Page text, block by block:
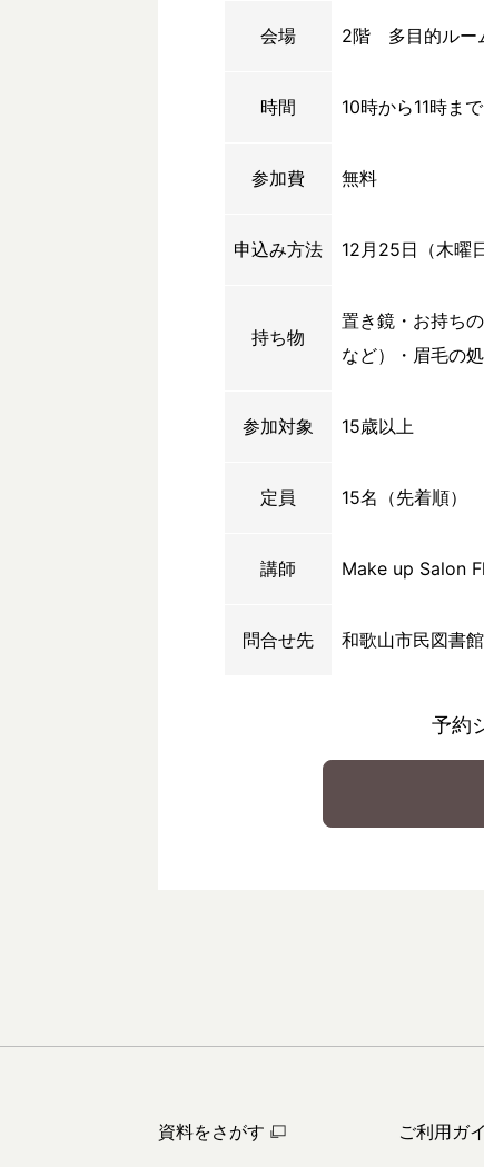
会場 2階 多目的ルー
時間 10時から11時まで
参加費 無料
申込み方法 12月25日（木曜
持ち物
置き鏡・お持ち
など）・眉毛の
参加対象 15歳以上
定員 15名（先着順）
講師 Make up Salon
問合せ先 和歌山市民図書館
予約
資料をさがす ご利用ガ